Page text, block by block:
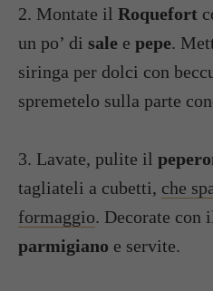
2. Montate il Roquefort
un po’ di sale e pepe.
siringa per dolci con
spremetelo sulla parte
3. Lavate, pulite il
tagliateli a cubetti, che
formaggio. Decorate con
parmigiano e servite.